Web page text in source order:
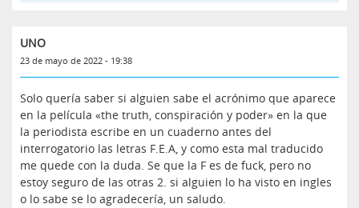
UNO
23 de mayo de 2022 - 19:38
Solo quería saber si alguien sabe el acrónimo que aparece
en la película «the truth, conspiración y poder» en la que
la periodista escribe en un cuaderno antes del
interrogatorio las letras F.E.A, y como esta mal traducido
me quede con la duda. Se que la F es de fuck, pero no
estoy seguro de las otras 2. si alguien lo ha visto en ingles
o lo sabe se lo agradecería, un saludo.